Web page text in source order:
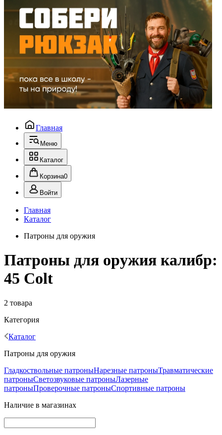
Главная
Меню
Каталог
Корзина0
Войти
Главная
Каталог
Патроны для оружия
Патроны для оружия калибр:
45 Colt
2 товара
Категория
Каталог
Патроны для оружия
Гладкоствольные патроныНарезные патроныТравматические
патроныСветозвуковые патроныЛазерные
патроныПроверочные патроныСпортивные патроны
Наличие в магазинах